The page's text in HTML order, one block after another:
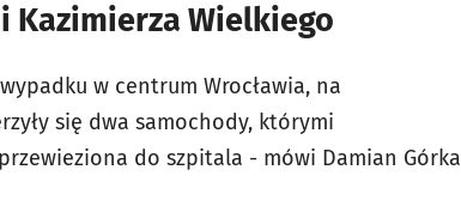
Kazimierza Wielkiego
w centrum Wrocławia, na
się dwa samochody, którymi
do szpitala - mówi Damian Górka